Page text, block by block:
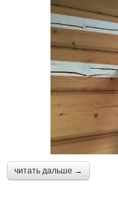
читать дальше →